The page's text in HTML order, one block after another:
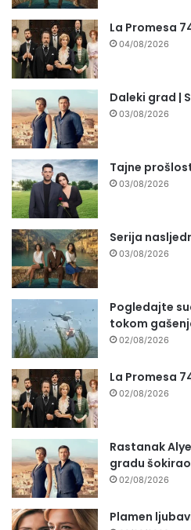
La Promesa
04/08/2026
Daleki grad |
03/08/2026
Tajne
03/08/2026
Serija
03/08/2026
Pogledajte
tokom
02/08/2026
La Promesa
02/08/2026
Rastanak
gradu
02/08/2026
Plamen